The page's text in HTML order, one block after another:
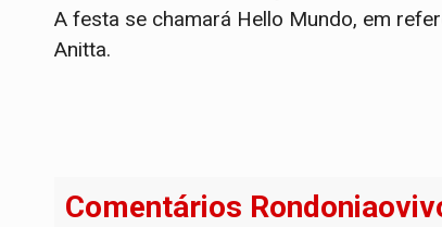
A festa se chamará Hello Mundo, em
Anitta.
Comentários